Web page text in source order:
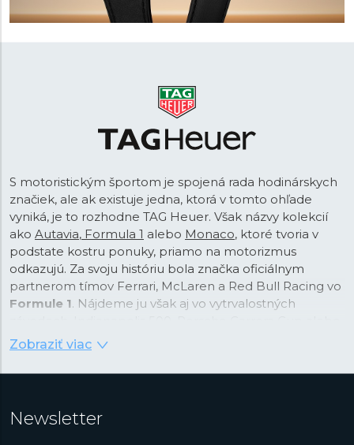
a to s puzdrami s priemerom 42 alebo 45 milimetrov, v
oceli (voliteľne s PVD povrchovou úpravou vo farbe
ružového zlata) alebo titánu s čiernou DLC vrstvou.
S motoristickým športom je spojená rada hodinárskych
značiek, ale ak existuje jedna, ktorá v tomto ohľade
vyniká, je to rozhodne TAG Heuer. Však názvy kolekcií
ako Autavia, Formula 1 alebo Monaco, ktoré tvoria v
podstate kostru ponuky, priamo na motorizmus
odkazujú. Za svoju históriu bola značka oficiálnym
partnerom tímov Ferrari, McLaren a Red Bull Racing vo
Formule 1. Nájdeme ju však aj vo vytrvalostných
v čisto elektrickej sérii Formula E. Táto tradičná
švajčiarska značka s koreňmi vo švajčiarskom
Imierzaložená v roku1860má samozrejme širší záber,
svojich hodiniek, sú jej doménou.
Zobraziť viac
Newsletter